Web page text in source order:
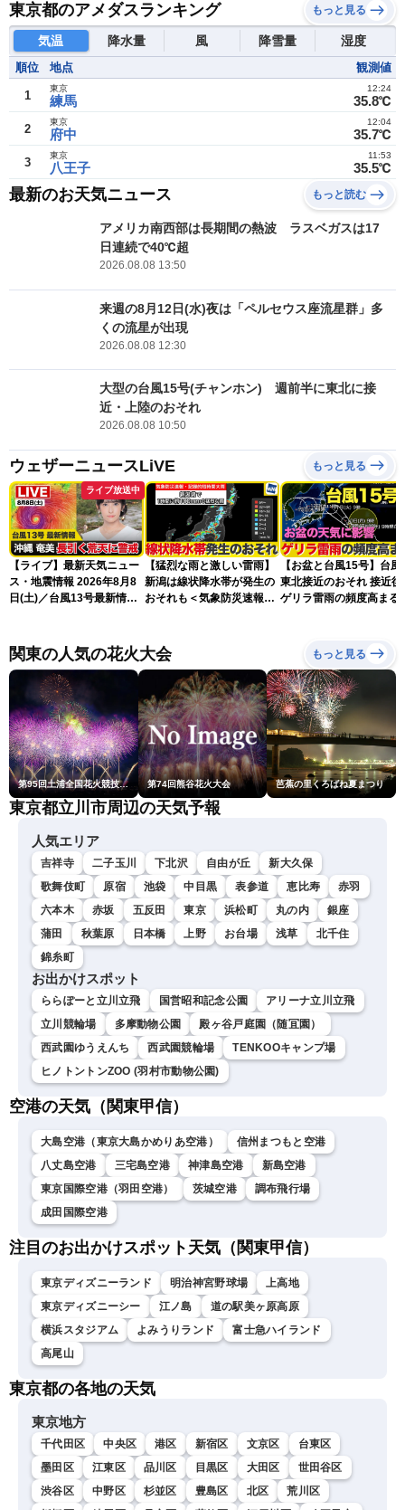
東京都のアメダスランキング もっと見る
気温 降水量 風 降雪量 湿度
順位 地点 観測値
1 練馬
東京
35.8℃
12:24
2 府中
東京
35.7℃
12:04
3 八王子
東京
35.5℃
11:53
最新のお天気ニュース もっと読む
アメリカ南西部は長期間の熱波 ラスベガスは17
日連続で40℃超
2026.08.08 13:50
来週の8月12日(水)夜は「ペルセウス座流星群」多
くの流星が出現
2026.08.08 12:30
大型の台風15号(チャンホン) 週前半に東北に接
近・上陸のおそれ
2026.08.08 10:50
ウェザーニュースLiVE もっと見る
ライブ放送中
【ライブ】最新天気ニュー
ス・地震情報 2026年8月8
日(土)／台風13号最新情
フタヌーン・山岸愛梨／芳
野達郎〉
【猛烈な雨と激しい雷雨】
新潟は線状降水帯が発生の
おそれも＜気象防災速報・
【お盆と台風15号】台風
東北接近のおそれ 接近後
ゲリラ雷雨の頻度高まる
関東の人気の花火大会 もっと見る
第95回土浦全国花火競技大会 第74回熊谷花火大会 芭蕉の里くろばね夏まつり
東京都立川市周辺の天気予報
人気エリア
吉祥寺 二子玉川 下北沢 自由が丘
新大久保
歌舞伎町
原宿 池袋 中目黒 表参道 恵比寿
赤羽
六本木
赤坂 五反田 東京 浜松町 丸の内
銀座
蒲田
秋葉原 日本橋 上野 お台場 浅草
北千住
錦糸町
お出かけスポット
ららぽーと立川立飛 国営昭和記念公園
アリーナ立川立飛
立川競輪場
多摩動物公園
殿ヶ谷戸庭園（随冝園）
西武園ゆうえんち
西武園競輪場
TENKOOキャンプ場
ヒノトントンZOO (羽村市動物公園)
空港の天気（関東甲信）
大島空港（東京大島かめりあ空港）
信州まつもと空港
八丈島空港
三宅島空港 神津島空港
新島空港
東京国際空港（羽田空港）
茨城空港
調布飛行場
成田国際空港
注目のお出かけスポット天気（関東甲信）
東京ディズニーランド 明治神宮野球場
上高地
東京ディズニーシー
江ノ島
道の駅美ヶ原高原
横浜スタジアム
よみうりランド
富士急ハイランド
高尾山
東京都の各地の天気
東京地方
千代田区 中央区 港区 新宿区 文京区
台東区
墨田区
江東区 品川区 目黒区 大田区
世田谷区
渋谷区
中野区 杉並区 豊島区 北区
荒川区